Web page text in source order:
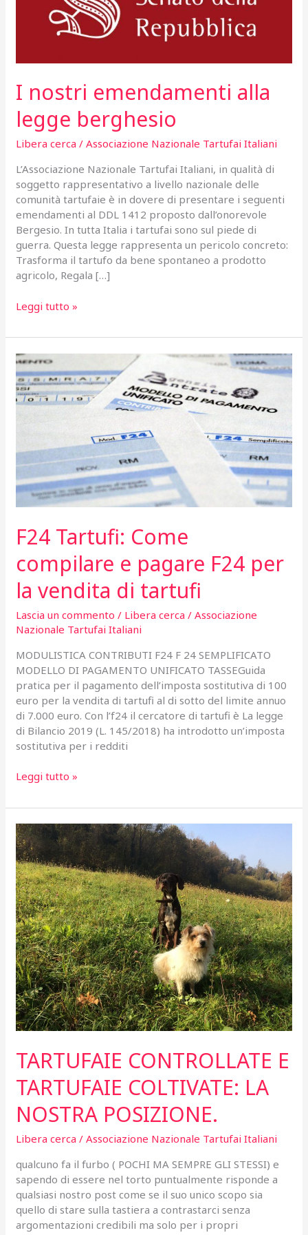
I nostri emendamenti alla
legge berghesio
Libera cerca /Associazione Nazionale Tartufai Italiani
L’Associazione Nazionale Tartufai Italiani, in qualità di
soggetto rappresentativo a livello nazionale delle
comunità tartufaie è in dovere di presentare i seguenti
emendamenti al DDL 1412 proposto dall’onorevole
Bergesio. In tutta Italia i tartufai sono sul piede di
guerra. Questa legge rappresenta un pericolo concreto:
Trasforma il tartufo da bene spontaneo a prodotto
agricolo, Regala […]
I
emendamenti
alla
legge
berghesio
Leggi tutto »
F24 Tartufi: Come
compilare e pagare F24 per
la vendita di tartufi
Lascia un commento / Libera cerca /Associazione
Nazionale Tartufai Italiani
MODULISTICA CONTRIBUTI F24 F 24 SEMPLIFICATO
MODELLO DI PAGAMENTO UNIFICATO TASSEGuida
pratica per il pagamento dell’imposta sostitutiva di 100
euro per la vendita di tartufi al di sotto del limite annuo
di 7.000 euro. Con l’f24 il cercatore di tartufi è La legge
di Bilancio 2019 (L. 145/2018) ha introdotto un’imposta
sostitutiva per i redditi
F24
Come
compilare
e
pagare
F24
per
la
vendita
di
tartufi
Leggi tutto »
TARTUFAIE CONTROLLATE E
TARTUFAIE COLTIVATE: LA
NOSTRA POSIZIONE.
Libera cerca /Associazione Nazionale Tartufai Italiani
qualcuno fa il furbo ( POCHI MA SEMPRE GLI STESSI) e
sapendo di essere nel torto puntualmente risponde a
qualsiasi nostro post come se il suo unico scopo sia
quello di stare sulla tastiera a contrastarci senza
argomentazioni credibili ma solo per i propri